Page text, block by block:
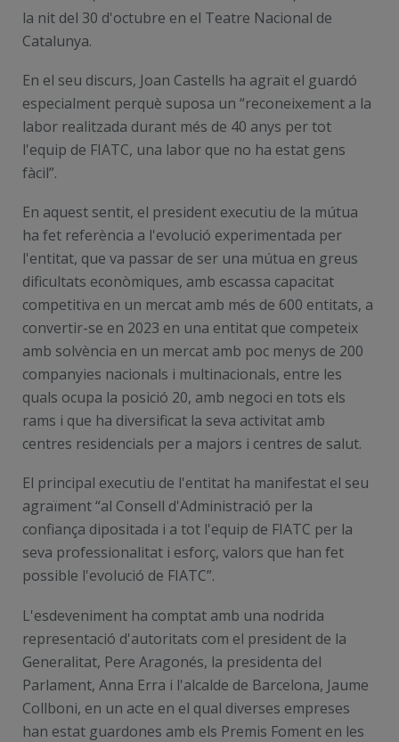
la nit del 30 d'octubre en el Teatre Nacional de
Catalunya.
En el seu discurs, Joan Castells ha agraït el guardó
especialment perquè suposa un “reconeixement a la
labor realitzada durant més de 40 anys per tot
l'equip de FIATC, una labor que no ha estat gens
fàcil”.
En aquest sentit, el president executiu de la mútua
ha fet referència a l'evolució experimentada per
l'entitat, que va passar de ser una mútua en greus
dificultats econòmiques, amb escassa capacitat
competitiva en un mercat amb més de 600 entitats, a
convertir-se en 2023 en una entitat que competeix
amb solvència en un mercat amb poc menys de 200
companyies nacionals i multinacionals, entre les
quals ocupa la posició 20, amb negoci en tots els
rams i que ha diversificat la seva activitat amb
centres residencials per a majors i centres de salut.
El principal executiu de l'entitat ha manifestat el seu
agraïment “al Consell d'Administració per la
confiança dipositada i a tot l'equip de FIATC per la
seva professionalitat i esforç, valors que han fet
possible l'evolució de FIATC”.
L'esdeveniment ha comptat amb una nodrida
representació d'autoritats com el president de la
Generalitat, Pere Aragonés, la presidenta del
Parlament, Anna Erra i l'alcalde de Barcelona, Jaume
Collboni, en un acte en el qual diverses empreses
han estat guardones amb els Premis Foment en les